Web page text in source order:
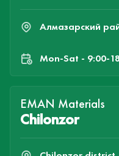
Алмазарский
Mon-Sat - 9:00-
EMAN Materials
Chilonzor